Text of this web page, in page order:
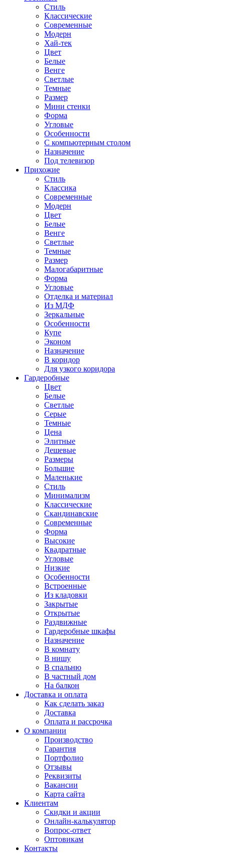
Стиль
Классические
Современные
Модерн
Хай-тек
Цвет
Белые
Венге
Светлые
Темные
Размер
Мини стенки
Форма
Угловые
Особенности
С компьютерным столом
Назначение
Под телевизор
Прихожие
Стиль
Классика
Современные
Модерн
Цвет
Белые
Венге
Светлые
Темные
Размер
Малогабаритные
Форма
Угловые
Отделка и материал
Из МДФ
Зеркальные
Особенности
Купе
Эконом
Назначение
В коридор
Для узкого коридора
Гардеробные
Цвет
Белые
Светлые
Серые
Темные
Цена
Элитные
Дешевые
Размеры
Большие
Маленькие
Стиль
Минимализм
Классические
Скандинавские
Современные
Форма
Высокие
Квадратные
Угловые
Низкие
Особенности
Встроенные
Из кладовки
Закрытые
Открытые
Раздвижные
Гардеробные шкафы
Назначение
В комнату
В нишу
В спальню
В частный дом
На балкон
Доставка и оплата
Как сделать заказ
Доставка
Оплата и рассрочка
О компании
Производство
Гарантия
Портфолио
Отзывы
Реквизиты
Вакансии
Карта сайта
Клиентам
Скидки и акции
Онлайн-калькулятор
Вопрос-ответ
Оптовикам
Контакты